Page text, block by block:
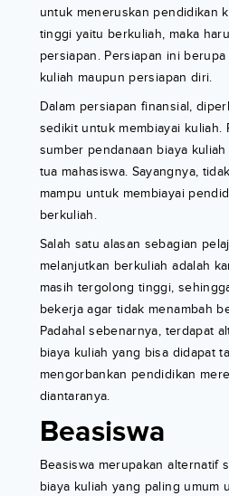
untuk meneruskan pendidikan
tinggi yaitu berkuliah, maka
persiapan. Persiapan ini
kuliah maupun persiapan diri.
Dalam persiapan finansial,
sedikit untuk membiayai kuliah.
sumber pendanaan biaya
tua mahasiswa. Sayangnya,
mampu untuk membiayai
berkuliah.
Salah satu alasan sebagian
melanjutkan berkuliah adalah
masih tergolong tinggi,
bekerja agar tidak menambah
Padahal sebenarnya, terdapat
biaya kuliah yang bisa didapat
mengorbankan pendidikan
diantaranya.
Beasiswa
Beasiswa merupakan alternatif
biaya kuliah yang paling umum